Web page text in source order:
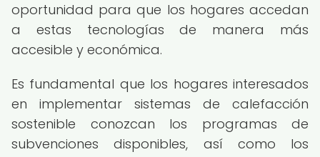
oportunidad para que los hogares accedan
a estas tecnologías de manera más
accesible y económica.
Es fundamental que los hogares interesados
en implementar sistemas de calefacción
sostenible conozcan los programas de
subvenciones disponibles, así como los